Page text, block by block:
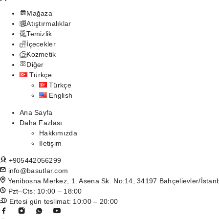
Mağaza
Atıştırmalıklar
Temizlik
İçecekler
Kozmetik
Diğer
Türkçe
Türkçe
English
Ana Sayfa
Daha Fazlası
Hakkımızda
İletişim
+905442056299
info@basutlar.com
Yenibosna Merkez, 1. Asena Sk. No:14, 34197 Bahçelievler/
Pzt–Cts: 10:00 – 18:00
Ertesi gün teslimat: 10:00 – 20:00